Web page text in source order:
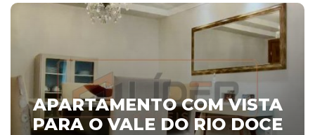
APARTAMENTO COM VISTA
PARA O VALE DO RIO DOCE